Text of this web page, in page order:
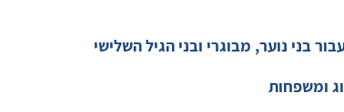
בני נוער, מבוגרי ובני הגיל השלישי
ומשפחות